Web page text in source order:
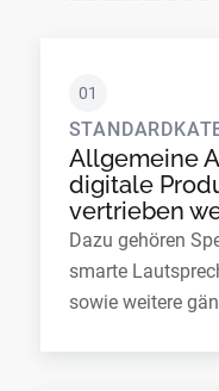
01
Allgemeine
digitale
vertrieben
Dazu gehören
smarte
sowie weitere